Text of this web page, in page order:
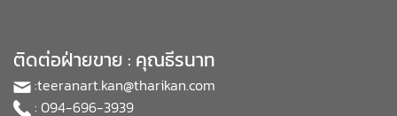
ติดต่อฝ่ายขาย : คุณธีรนาท
:teeranart.kan@tharikan.com
: 094-696-3939